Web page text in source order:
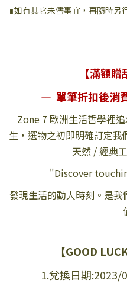
∎如有其它未儘事宜，再隨時另
【滿額贈
— 單筆折扣後消
Zone 7 歐洲生活哲學裡
生，選物之初即明確訂定
天然 / 經典
"Discover
發現生活的動人時刻。是
【GOOD
1.兌換日期